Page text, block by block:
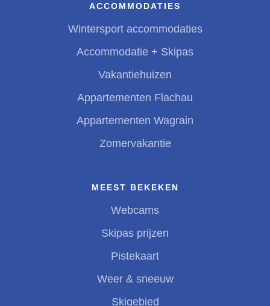
ACCOMMODATIES
Wintersport accommodaties
Accommodatie + Skipas
Vakantiehuizen
Appartementen Flachau
Appartementen Wagrain
Zomervakantie
MEEST BEKEKEN
Webcams
Skipas prijzen
Pistekaart
Weer & sneeuw
Skigebied